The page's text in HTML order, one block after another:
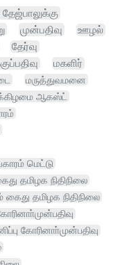
முன்பதிவு
ஊழல்
தேர்வு
மகளிர்
மருத்துவமனை
ஆகஸ்ட்
மெட்டு
தமிழக நிதிநிலை
தமிழக நிதிநிலை
கோரினாா்முன்பதிவு